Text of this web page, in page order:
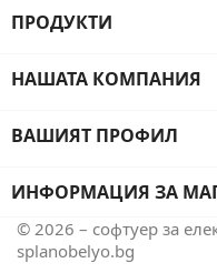
ПРОДУКТИ
НАШАТА КОМПАНИЯ
ВАШИЯТ ПРОФИЛ
ИНФОРМАЦИЯ ЗА
© 2026 – софтуер за
splanobelyo.bg